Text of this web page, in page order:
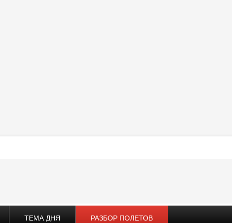
ТЕМА ДНЯ РАЗБОР ПОЛЕТОВ